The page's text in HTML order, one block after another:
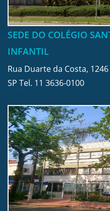
SEDE DO COLÉGIO
INFANTIL
Rua Duarte da Costa,
SP Tel. 11 3636-0100